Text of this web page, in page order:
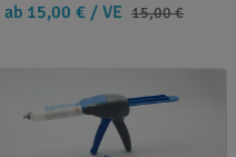
ab 15,00 € / VE 15,00 €